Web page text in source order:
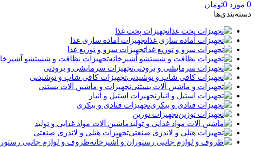
0 مورد 0تومان
دسته‌بندی‌ها
تجهیزات پخت غذا
تجهیزات آماده سازی غذا
تجهیزات سرو و توزیع غذا
تجهیزات نظافت و شستشو
تجهیزات سرمایشی و برودتی
تجهیزات کافی شاپ و نوشیدنی
تجهیزات و ماشین آلات بستنی
تجهیزات استیل و انبار
تجهیزات قنادی و بیکری
تجهیزات توزین
ماشین آلات مواد غذایی و تولید
تجهیزات هتلی و لاندری صنعتی
ظروف و لوازم جانبی